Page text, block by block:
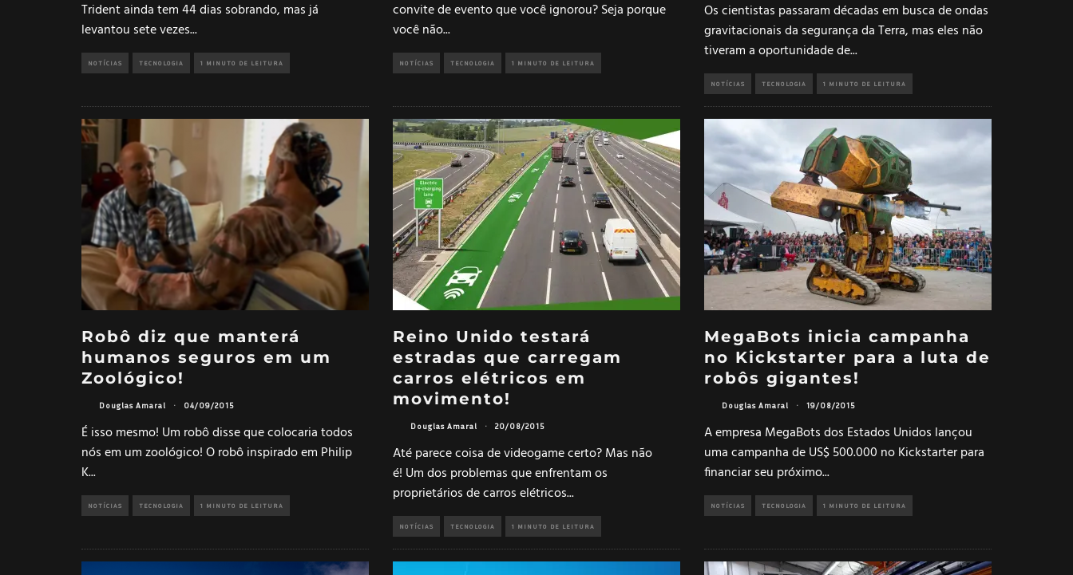
Trident ainda tem 44 dias sobrando, mas já
levantou sete vezes...
NOTÍCIAS TECNOLOGIA 1 MINUTO DE LEITURA
convite de evento que você ignorou? Seja porque
você não...
NOTÍCIAS TECNOLOGIA 1 MINUTO DE LEITURA
Os cientistas passaram décadas em busca de ondas
gravitacionais da segurança da Terra, mas eles não
tiveram a oportunidade de...
NOTÍCIAS TECNOLOGIA 1 MINUTO DE LEITURA
Robô diz que manterá
humanos seguros em um
Zoológico!
Douglas Amaral · 04/09/2015
É isso mesmo! Um robô disse que colocaria todos
nós em um zoológico! O robô inspirado em Philip
K...
NOTÍCIAS TECNOLOGIA 1 MINUTO DE LEITURA
Reino Unido testará
estradas que carregam
carros elétricos em
movimento!
Douglas Amaral · 20/08/2015
Até parece coisa de videogame certo? Mas não
é! Um dos problemas que enfrentam os
proprietários de carros elétricos...
NOTÍCIAS TECNOLOGIA 1 MINUTO DE LEITURA
MegaBots inicia campanha
no Kickstarter para a luta de
robôs gigantes!
Douglas Amaral · 19/08/2015
A empresa MegaBots dos Estados Unidos lançou
uma campanha de US$ 500.000 no Kickstarter para
financiar seu próximo...
NOTÍCIAS TECNOLOGIA 1 MINUTO DE LEITURA